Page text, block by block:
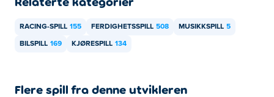
RACING-SPILL 155 FERDIGHETSSPILL 508 MUSIKKSPILL 5
BILSPILL 169 KJØRESPILL 134
Flere spill fra denne utvikleren